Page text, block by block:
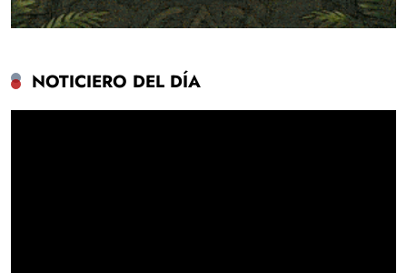
NOTICIERO DEL DÍA